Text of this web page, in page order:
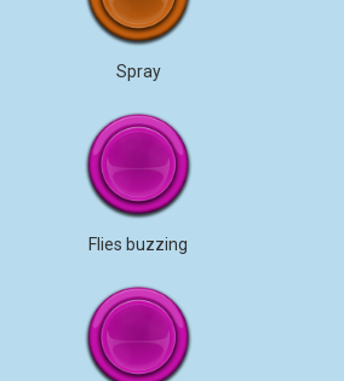
Spray
Flies buzzing